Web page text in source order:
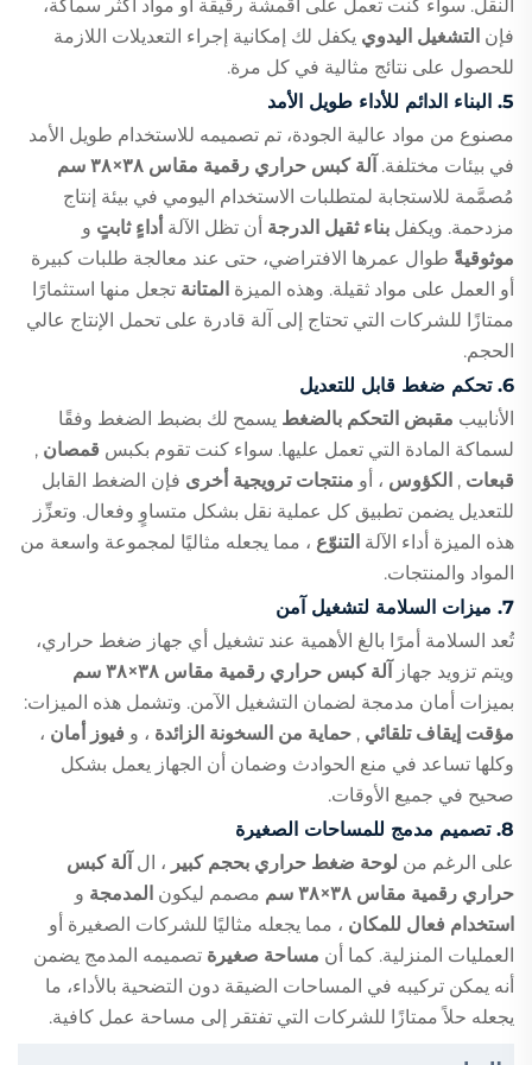
النقل. سواء كنت تعمل على أقمشة رقيقة أو مواد أكثر سماكة،
فإن التشغيل اليدوي يكفل لك إمكانية إجراء التعديلات اللازمة
للحصول على نتائج مثالية في كل مرة.
5.
البناء الدائم للأداء طويل الأمد
مصنوع من مواد عالية الجودة، تم تصميمه للاستخدام طويل الأمد
في بيئات مختلفة. آلة كبس حراري رقمية مقاس ٣٨×٣٨ سم
مُصمَّمة للاستجابة لمتطلبات الاستخدام اليومي في بيئة إنتاج
مزدحمة. ويكفل بناء ثقيل الدرجة أن تظل الآلة أداءٍ ثابتٍ و
موثوقيةً طوال عمرها الافتراضي، حتى عند معالجة طلبات كبيرة
أو العمل على مواد ثقيلة. وهذه الميزة المتانة تجعل منها استثمارًا
ممتازًا للشركات التي تحتاج إلى آلة قادرة على تحمل الإنتاج عالي
الحجم.
6. تحكم ضغط قابل للتعديل
الأنابيب مقبض التحكم بالضغط يسمح لك بضبط الضغط وفقًا
لسماكة المادة التي تعمل عليها. سواء كنت تقوم بكبس قمصان ,
قبعات , الكؤوس ، أو منتجات ترويجية أخرى فإن الضغط القابل
للتعديل يضمن تطبيق كل عملية نقل بشكل متساوٍ وفعال. وتعزِّز
هذه الميزة أداء الآلة التنوّع ، مما يجعله مثاليًا لمجموعة واسعة من
المواد والمنتجات.
7. ميزات السلامة لتشغيل آمن
تُعد السلامة أمرًا بالغ الأهمية عند تشغيل أي جهاز ضغط حراري،
ويتم تزويد جهاز
آلة كبس حراري رقمية مقاس ٣٨×٣٨ سم
بميزات أمان مدمجة لضمان التشغيل الآمن. وتشمل هذه الميزات:
مؤقت إيقاف تلقائي , حماية من السخونة الزائدة ، و فيوز أمان ،
وكلها تساعد في منع الحوادث وضمان أن الجهاز يعمل بشكل
صحيح في جميع الأوقات.
8. تصميم مدمج للمساحات الصغيرة
على الرغم من لوحة ضغط حراري بحجم كبير ، ال آلة كبس
حراري رقمية مقاس ٣٨×٣٨ سم
مصمم ليكون المدمجة و
استخدام فعال للمكان ، مما يجعله مثاليًا للشركات الصغيرة أو
العمليات المنزلية. كما أن مساحة صغيرة تصميمه المدمج يضمن
أنه يمكن تركيبه في المساحات الضيقة دون التضحية بالأداء، ما
يجعله حلاً ممتازًا للشركات التي تفتقر إلى مساحة عمل كافية.